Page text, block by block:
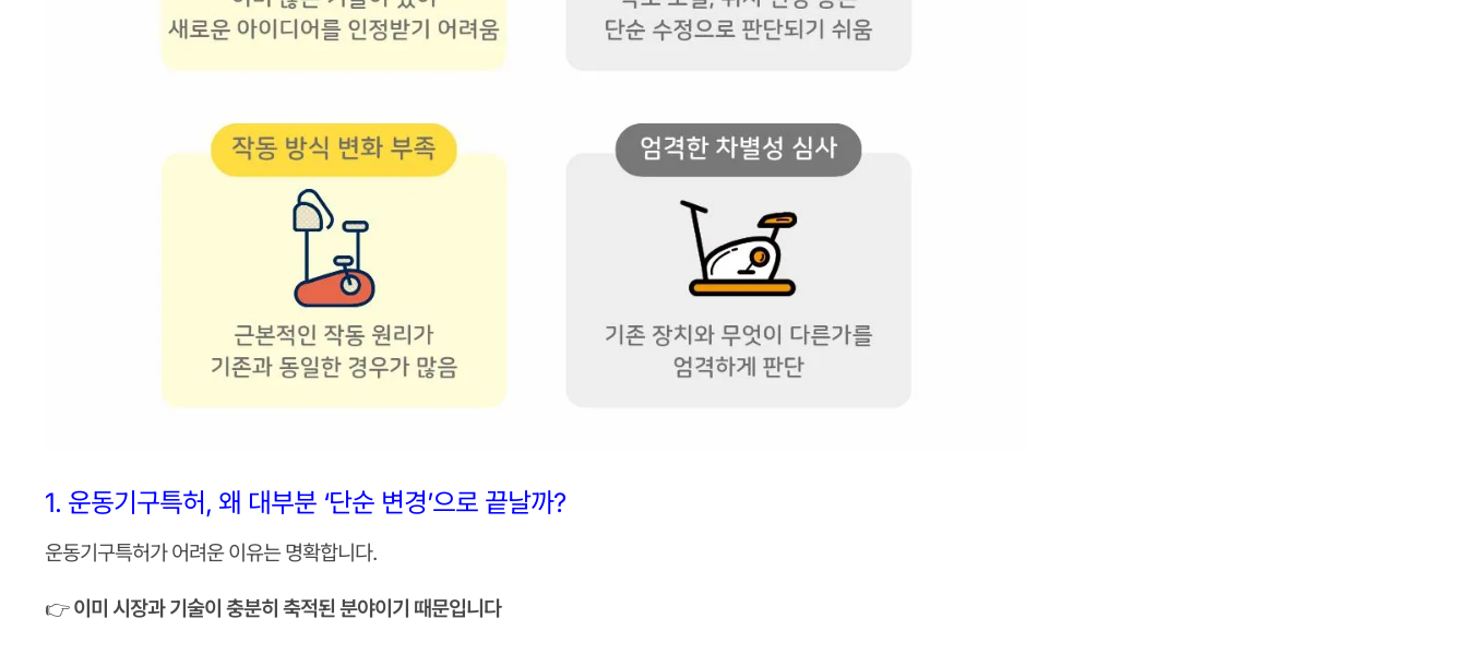
1. 운동기구특허, 왜 대부분 ‘단순 변경’으로 끝날까?
운동기구특허가 어려운 이유는 명확합니다.
👉이미 시장과 기술이 충분히 축적된 분야이기 때문입니다